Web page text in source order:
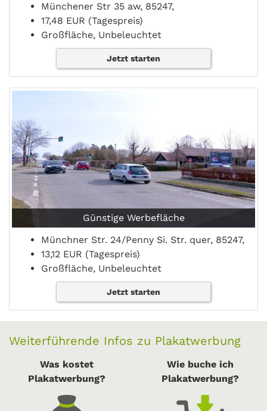
Münchener Str 35 aw, 85247,
17,48 EUR (Tagespreis)
Großfläche, Unbeleuchtet
Jetzt starten
Günstige Werbefläche
Münchner Str. 24/Penny Si. Str. quer, 85247,
13,12 EUR (Tagespreis)
Großfläche, Unbeleuchtet
Jetzt starten
Weiterführende Infos zu Plakatwerbung
Was kostet
Plakatwerbung?
Wie buche ich
Plakatwerbung?